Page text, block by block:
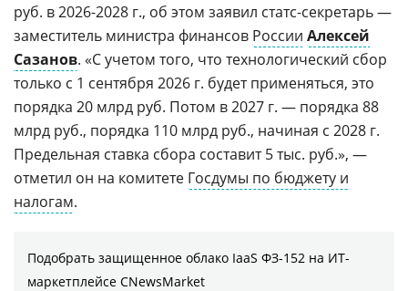
руб. в 2026-2028 г., об этом заявил статс-секретарь —
заместитель министра финансов России Алексей
Сазанов. «С учетом того, что технологический сбор
только с 1 сентября 2026 г. будет применяться, это
порядка 20 млрд руб. Потом в 2027 г. — порядка 88
млрд руб., порядка 110 млрд руб., начиная с 2028 г.
Предельная ставка сбора составит 5 тыс. руб.», —
отметил он на комитете Госдумы по бюджету и
налогам.
Подобрать защищенное облако IaaS ФЗ-152 на ИТ-
маркетплейсе CNewsMarket